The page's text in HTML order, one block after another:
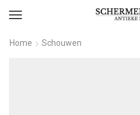
Home Schouwen